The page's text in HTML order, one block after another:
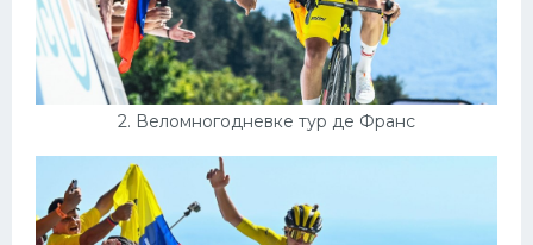
2. Веломногодневке тур де Франс